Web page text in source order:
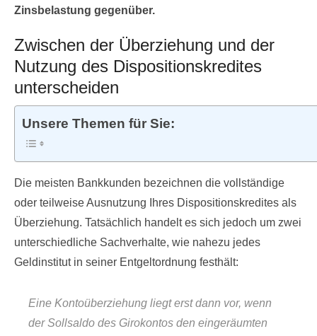
Zinsbelastung gegenüber.
Zwischen der Überziehung und der
Nutzung des Dispositionskredites
unterscheiden
Unsere Themen für Sie:
Die meisten Bankkunden bezeichnen die vollständige
oder teilweise Ausnutzung Ihres Dispositionskredites als
Überziehung. Tatsächlich handelt es sich jedoch um zwei
unterschiedliche Sachverhalte, wie nahezu jedes
Geldinstitut in seiner Entgeltordnung festhält:
Eine Kontoüberziehung liegt erst dann vor, wenn
der Sollsaldo des Girokontos den eingeräumten